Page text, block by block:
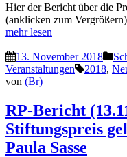
Hier der Bericht über die
(anklicken zum
mehr lesen
13. November 2018
Veranstaltungen
2018,
von (Br)
RP-Bericht
Stiftungspreis
Paula Sasse